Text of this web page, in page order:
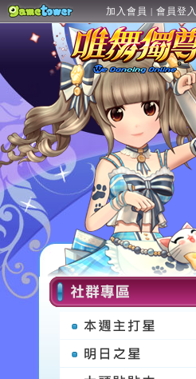
加入會員 | 會員登入